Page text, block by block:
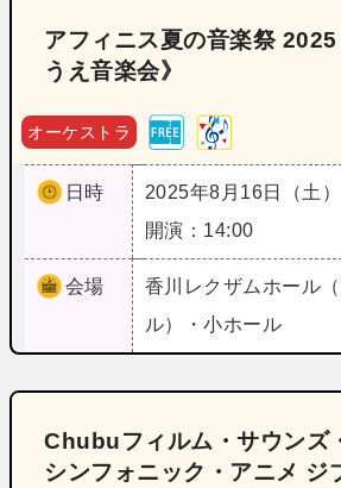
アフィニス夏の音楽祭
うえ音楽会》
オーケストラ
日時
2025年8月16日（土）
開演：14:00
会場 香川
レクザムホール
ル）・小ホール
Chubuフィルム・サウンズ
シンフォニック・アニメ ジ